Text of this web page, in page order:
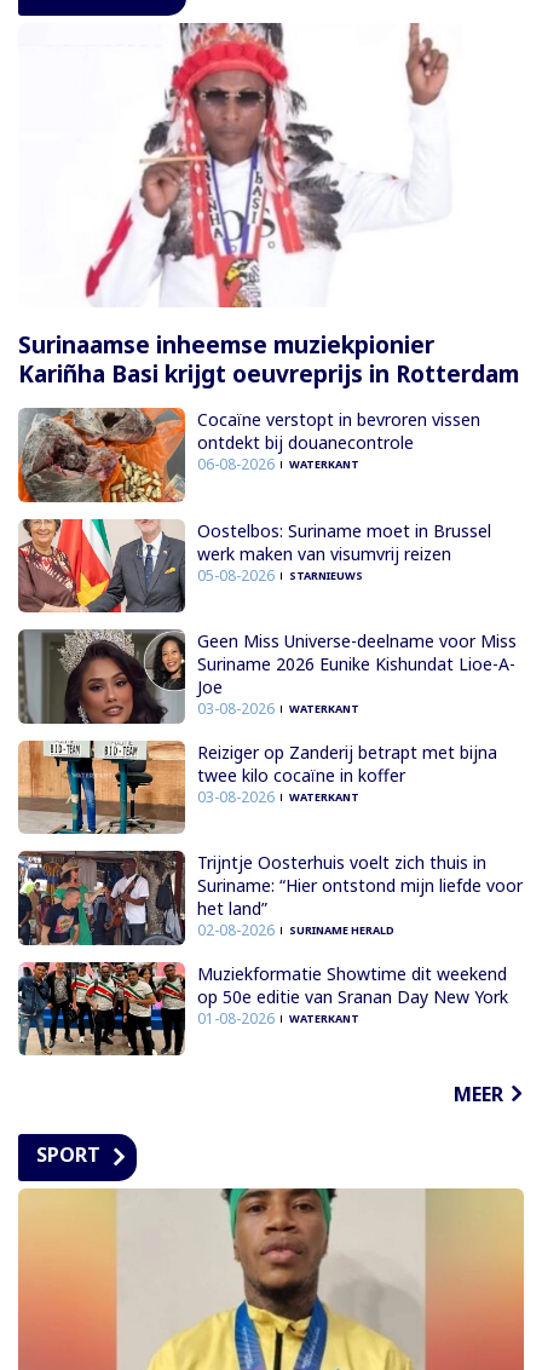
Surinaamse inheemse muziekpionier
Kariñha Basi krijgt oeuvreprijs in Rotterdam
Cocaïne verstopt in bevroren vissen
ontdekt bij douanecontrole
06-08-2026 WATERKANT
Oostelbos: Suriname moet in Brussel
werk maken van visumvrij reizen
05-08-2026 STARNIEUWS
Geen Miss Universe-deelname voor Miss
Suriname 2026 Eunike Kishundat Lioe-A-
Joe
03-08-2026 WATERKANT
Reiziger op Zanderij betrapt met bijna
twee kilo cocaïne in koffer
03-08-2026 WATERKANT
Trijntje Oosterhuis voelt zich thuis in
Suriname: “Hier ontstond mijn liefde voor
het land”
02-08-2026 SURINAME HERALD
Muziekformatie Showtime dit weekend
op 50e editie van Sranan Day New York
01-08-2026 WATERKANT
MEER
SPORT